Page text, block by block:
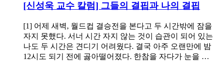
[신성욱 교수 칼럼] 그들의 결핍과 나의 결핍
[1] 어제 새벽, 월드컵 결승전을 본다고 두 시간밖에 잠을
자지 못했다. 서너 시간 자지 않는 것이 습관이 되어 있는
나도 두 시간은 견디기 어려웠다. 결국 아주 오랜만에 밤
12시도 되기 전에 곯아떨어졌다. 한참을 자다가 눈을 …